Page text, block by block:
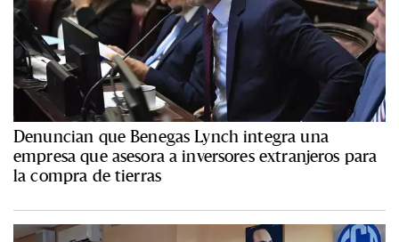
Denuncian que Benegas Lynch integra una
empresa que asesora a inversores extranjeros para
la compra de tierras